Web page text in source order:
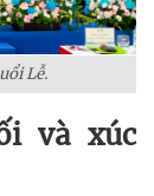
Lễ.
và xúc